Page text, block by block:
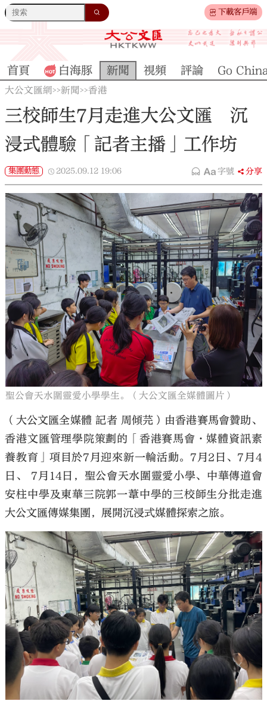
下載客戶端
大公文匯
首頁 白海豚 新聞 視頻 評論 Go
大公文匯網>>新聞>>香港
三校師生7月走進大公文匯 沉
浸式體驗「記者主播」工作坊
集團動態 2025.09.12 19:06 字號 分享
聖公會天水圍靈愛小學學生。（大公文匯全媒體圖片）
（大公文匯全媒體 記者 周傾芫）由香港賽馬會贊助、
香港文匯管理學院策劃的「香港賽馬會·媒體資訊素
養教育」項目於7月迎來新一輪活動。7月2日、7月4
日、 7月14日，聖公會天水圍靈愛小學、中華傳道會
安柱中學及東華三院郭一葦中學的三校師生分批走進
大公文匯傳媒集團，展開沉浸式媒體探索之旅。